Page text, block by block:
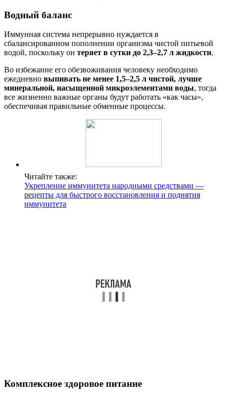
Водный баланс
Иммунная система непрерывно нуждается в
сбалансированном пополнении организма чистой питьевой
водой, поскольку он теряет в сутки до 2,3–2,7 л жидкости.
Во избежание его обезвоживания человеку необходимо
ежедневно выпивать не менее 1,5–2,5 л чистой, лучше
минеральной, насыщенной микроэлементами воды, тогда
все жизненно важные органы будут работать «как часы»,
обеспечивая правильные обменные процессы.
Читайте также:
Укрепление иммунитета народными средствами —
рецепты для быстрого восстановления и поднятия
иммунитета
Комплексное здоровое питание